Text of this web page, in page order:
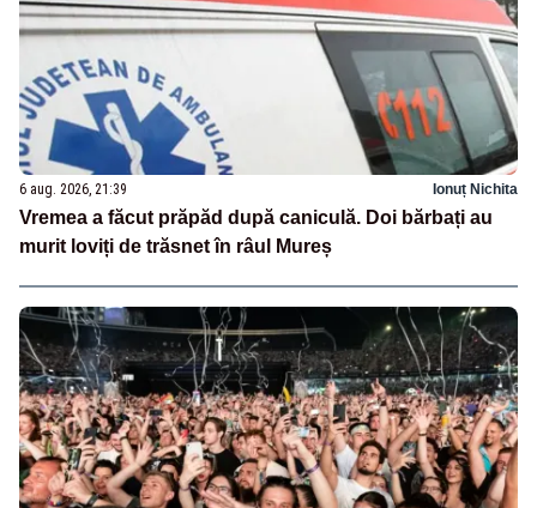
6 aug. 2026, 21:39 Ionuț Nichita
Vremea a făcut prăpăd după caniculă. Doi bărbați au
murit loviți de trăsnet în râul Mureș